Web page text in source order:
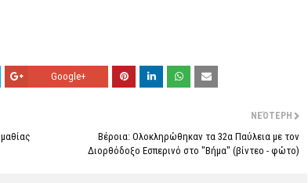
Google+
ΝΕΌΤΕΡΗ
Βέροια: Ολοκληρώθηκαν τα 32α Παύλεια με τον
Διορθόδοξο Εσπερινό στο "Βήμα" (βίντεο - φώτο)